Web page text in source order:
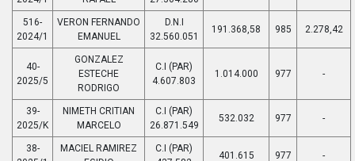
516-
2024/1
VERON FERNANDO
EMANUEL
D.N.I
32.560.051
191.368,58 985 2.278,42
40-
2025/5
GONZALEZ
ESTECHE
RODRIGO
C.I (PAR)
4.607.803
1.014.000 977 -
39-
2025/K
NIMETH CRITIAN
MARCELO
C.I (PAR)
26.871.549
532.032 977 -
38-
MACIEL RAMIREZ
C.I (PAR)
401.615 977 -